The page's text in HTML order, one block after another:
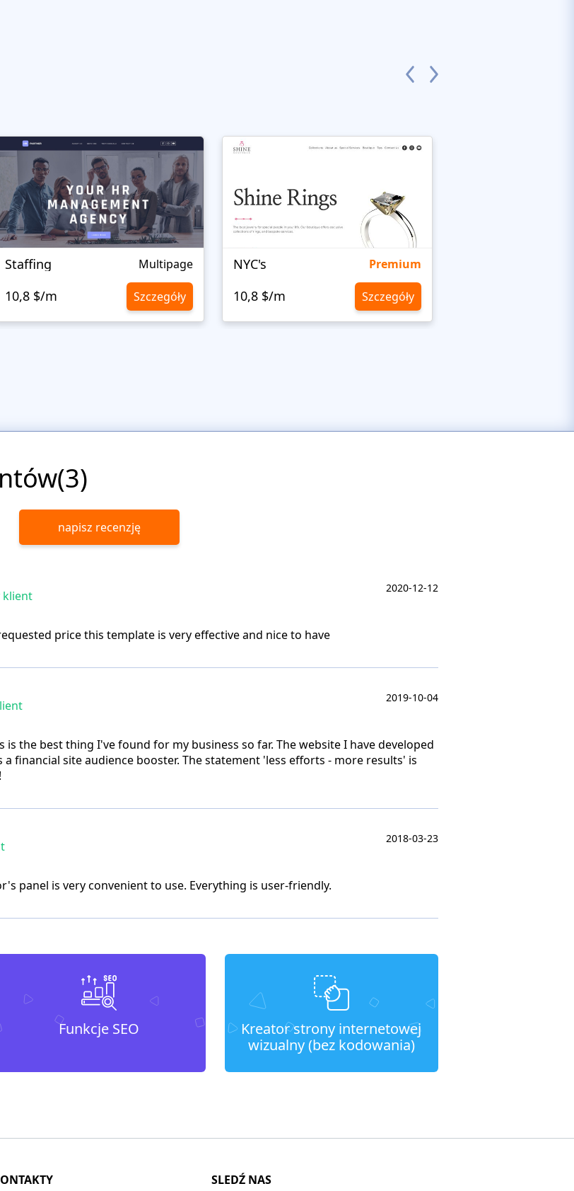
Staffing Multipage
10,8 $/m Szczegóły
NYC's Premium
10,8 $/m Szczegóły
napisz recenzję
klient
2020-12-12
price this template is very effective and nice to have
2019-10-04
is the best thing I've found for my business so far. The website I have developed
financial site audience booster. The statement 'less efforts - more results' is
2018-03-23
panel is very convenient to use. Everything is user-friendly.
Funkcje SEO
Kreator strony internetowej
wizualny (bez kodowania)
SLEDŹ NAS